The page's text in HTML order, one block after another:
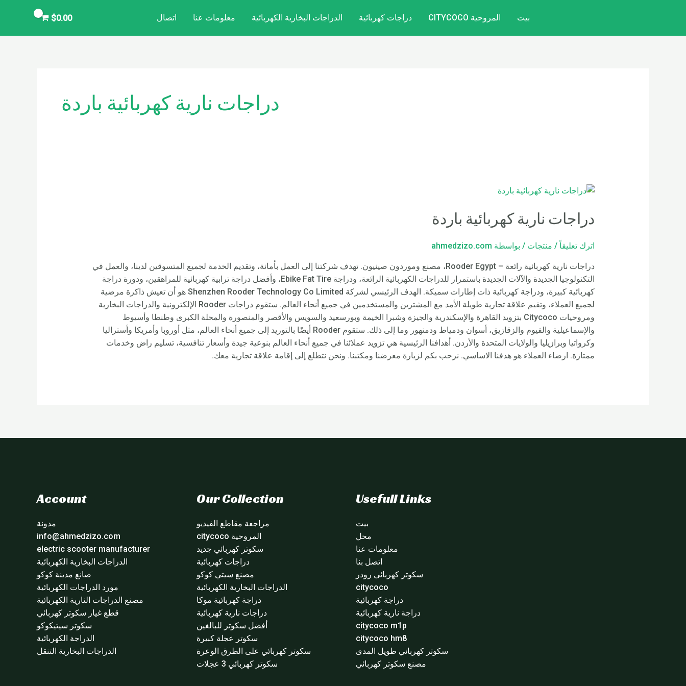
بيت المروحية CITYCOCO دراجات كهربائية الدراجات البخارية الكهربائية معلومات عنا اتصال $0.00
دراجات نارية كهربائية باردة
دراجات نارية كهربائية باردة
اترك تعليقاً / منتجات / بواسطة ahmedzizo.com
دراجات نارية كهربائية رائعة – Rooder Egypt، مصنع وموردون صينيون. تهدف شركتنا إلى العمل بأمانة، وتقديم الخدمة لجميع المتسوقين لدينا، والعمل في
التكنولوجيا الجديدة والآلات الجديدة باستمرار للدراجات الكهربائية الرائعة، ودراجة Ebike Fat Tire، وأفضل دراجة ترابية كهربائية للمراهقين، ودورة دراجة
كهربائية كبيرة، ودراجة كهربائية ذات إطارات سميكة. الهدف الرئيسي لشركة Shenzhen Rooder Technology Co Limited هو أن تعيش ذاكرة مرضية
لجميع العملاء، وتقيم علاقة تجارية طويلة الأمد مع المشترين والمستخدمين في جميع أنحاء العالم. ستقوم دراجات Rooder الإلكترونية والدراجات البخارية
ومروحيات Citycoco بتزويد القاهرة والإسكندرية والجيزة وشبرا الخيمة وبورسعيد والسويس والأقصر والمنصورة والمحلة الكبرى وطنطا وأسيوط
والإسماعيلية والفيوم والزقازيق، أسوان ودمياط ودمنهور وما إلى ذلك. ستقوم Rooder أيضًا بالتوريد إلى جميع أنحاء العالم، مثل أوروبا وأمريكا وأستراليا
وكرواتيا وبرازيليا والولايات المتحدة والأردن. أهدافنا الرئيسية هي تزويد عملائنا في جميع أنحاء العالم بنوعية جيدة وأسعار تنافسية، تسليم راض وخدمات
ممتازة. ارضاء العملاء هو هدفنا الاساسي. نرحب بكم لزيارة معرضنا ومكتبنا. ونحن نتطلع إلى إقامة علاقة تجارية معك.
Usefull Links
بيت
محل
معلومات عنا
اتصل بنا
سكوتر كهربائي رودر
citycoco
دراجة كهربائية
دراجة نارية كهربائية
citycoco m1p
citycoco hm8
سكوتر كهربائي طويل المدى
مصنع سكوتر كهربائي
Our Collection
مراجعة مقاطع الفيديو
المروحية citycoco
سكوتر كهربائي جديد
دراجات كهربائية
مصنع سيتي كوكو
الدراجات البخارية الكهربائية
دراجة كهربائية موكا
دراجات نارية كهربائية
أفضل سكوتر للبالغين
سكوتر عجلة كبيرة
سكوتر كهربائي على الطرق الوعرة
سكوتر كهربائي 3 عجلات
Account
مدونة
info@ahmedzizo.com
electric scooter manufacturer
الدراجات البخارية الكهربائية
صانع مدينة كوكو
مورد الدراجات الكهربائية
مصنع الدراجات النارية الكهربائية
قطع غيار سكوتر كهربائي
سكوتر سيتيكوكو
الدراجة الكهربائية
الدراجات البخارية التنقل